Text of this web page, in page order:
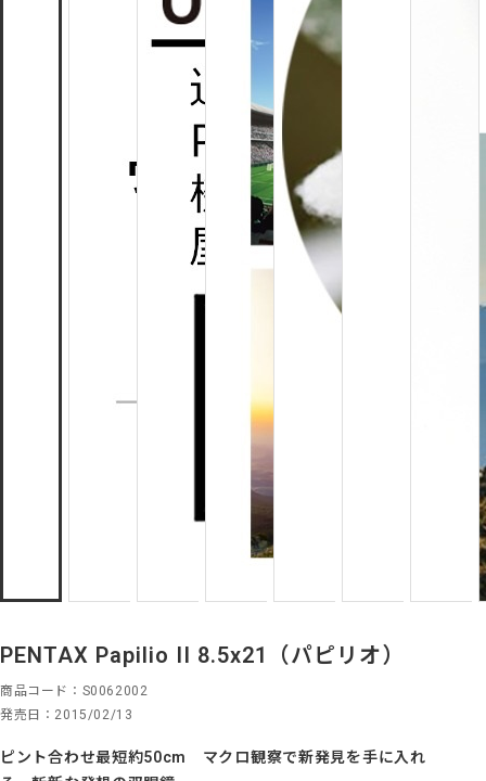
PENTAX Papilio II 8.5x21（パピリオ）
商品コード
S0062002
発売日
2015/02/13
ピント合わせ最短約50cm マクロ観察で新発見を手に入れ